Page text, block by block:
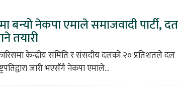
नेकपा एमाले समाजवादी पार्टी,
तयारी
केन्द्रीय समिति र संसदीय दलको २० प्रतिशतले दल
जारी भएसँगै नेकपा एमाले...